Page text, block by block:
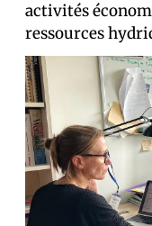
activités
ressources